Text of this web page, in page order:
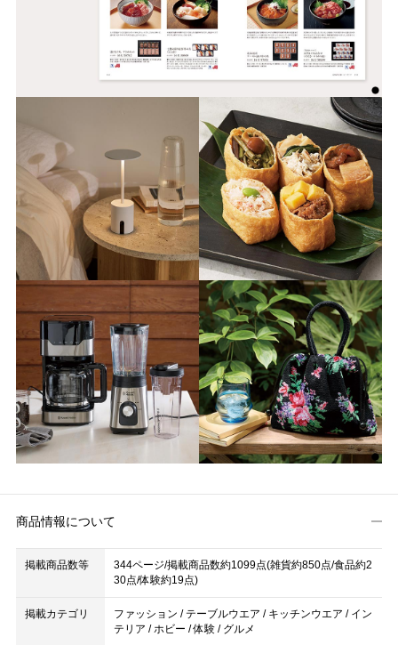
商品情報について
掲載商品数等
344ページ/掲載商品数約1099点(雑貨約850点/食品約2
30点/体験約19点)
掲載カテゴリ
ファッション / テーブルウエア / キッチンウエア / イン
テリア / ホビー / 体験 / グルメ